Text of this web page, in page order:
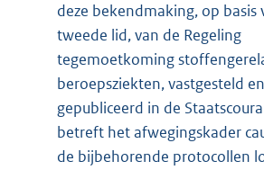
deze bekendmaking, op basis
tweede lid, van de Regeling
tegemoetkoming
beroepsziekten, vastgesteld en
gepubliceerd in de
betreft het afwegingskader
de bijbehorende protocollen